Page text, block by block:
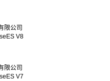
限公司
V8
限公司
V7